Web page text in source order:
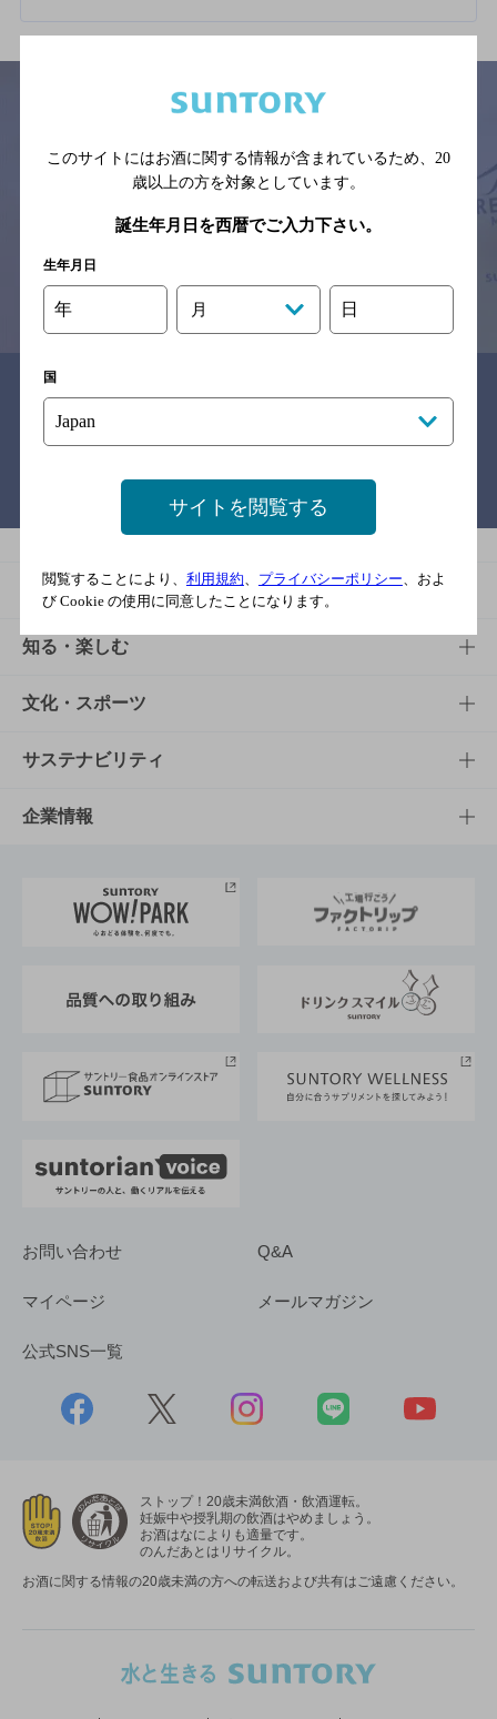
サイトマップ ご意見・ご感想 利用規約
※それぞれのお店のメニューや営業時間などの掲載情報については、
念のためお店にご確認の上ご来店くださいますようお願い申し上げま
商品
商品TOP
商品一覧
商品発売情報
栄養成分一覧
知る・楽しむ
知る・楽しむTOP
キャンペーン
工場見学
地域情報
文化・スポーツ
文化・スポーツTOP
サントリーホール
サントリーサンバーズ大阪
サステナビリティ
サステナビリティTOP
サントリーが考えるサステナビリティ経営
企業情報
企業概要
採用情報
お問い合わせ Q&A
マイページ メールマガジン
公式SNS一覧
ストップ！20歳未満飲酒・飲酒運転。
妊娠中や授乳期の飲酒はやめましょう。
お酒はなによりも適量です。
のんだあとはリサイクル。
お酒に関する情報の20歳未満の方への転送および共有はご遠慮ください。
このサイトにはお酒に関する情報が含まれているため、 20
歳以上の方を対象としています。
誕生年月日を西暦でご入力下さい。
生年月日
年 月 日
国
サイトを閲覧する
閲覧することにより、 利用規約 プライバシーポリシー 、およ
び Cookie の使用に同意したことになります。